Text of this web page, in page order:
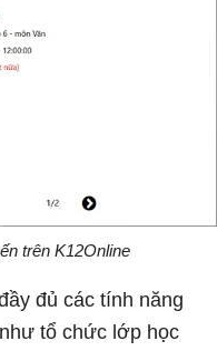
trên K12Online
đủ các tính năng
tổ chức lớp học